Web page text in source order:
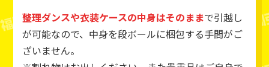
整理ダンスや衣装ケースの中身はそのままで引越し
が可能なので、中身を段ボールに梱包する手間がご
ざいません。